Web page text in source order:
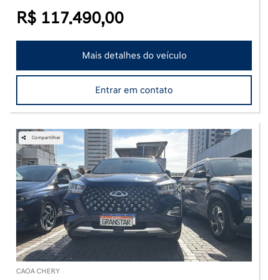
R$ 117.490,00
Mais detalhes do veículo
Entrar em contato
Compartilhar
CAOA CHERY